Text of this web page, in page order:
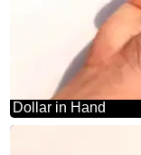
Dollar in Hand